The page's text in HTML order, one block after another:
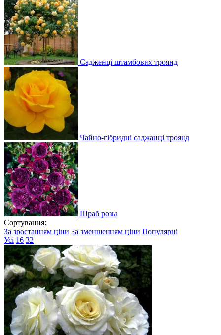
Садженці штамбових троянд
Чайно-гібридні саджанці троянд
Шраб розы
Сортування:
За зростанням ціни За зменшенням ціни Популярні
Усі 16 32